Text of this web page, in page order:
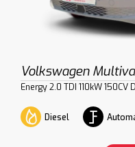
Volkswagen
Energy 2.0 TDI 110kW 150CV
Diesel